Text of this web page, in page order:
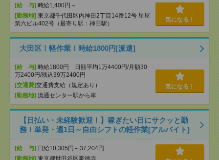
[給 与] 時給1,400円～
[勤務地] 東京都千代田区内神田2丁目14番12号 星屋
第六ビル402号（最寄り駅：神田駅）
気になる！
大田区！軽作業！時給1800円[派遣]
[給 与] 時給1800円 日額平均1万4400円/月額30
万2400円/残込39万2400円
[交通費]交通費支給（規定あり）
[勤務地] 流通センター駅から車
気になる！
【日払い・未経験歓迎！】稼ぎたい日にサクッと勤
務！単発・週1日～自由シフトの軽作業[アルバイト]
[給 与] 日給10,305円～37,204円
[勤務地] 東京都世田谷区豪徳寺